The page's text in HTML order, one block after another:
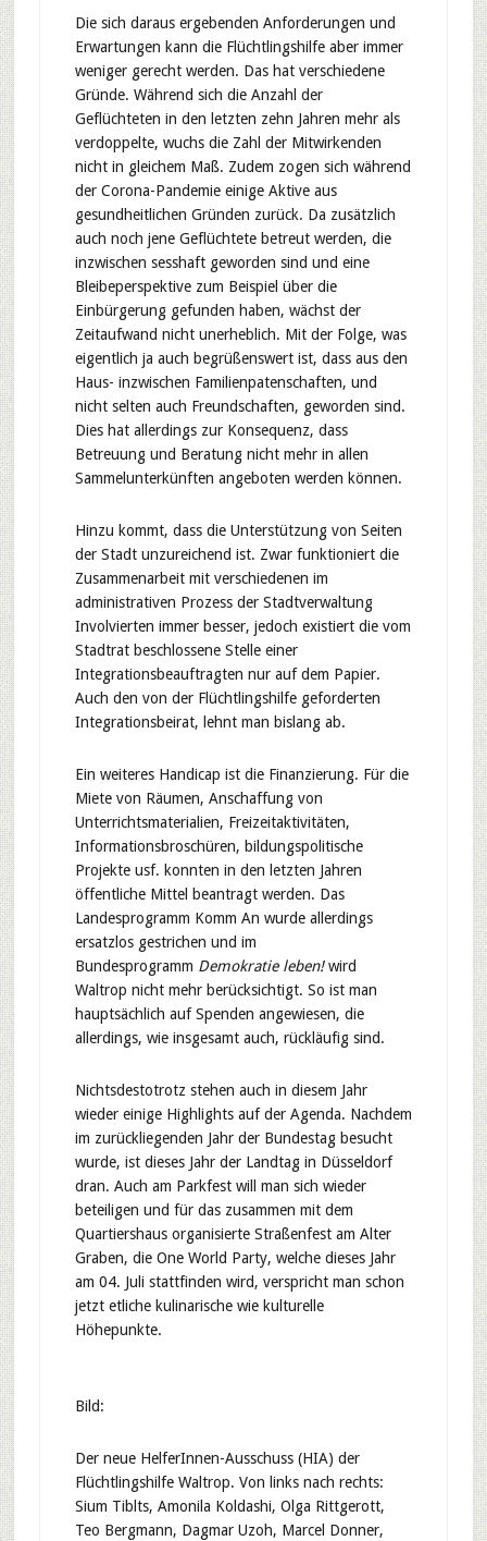
Die sich daraus ergebenden Anforderungen und
Erwartungen kann die Flüchtlingshilfe aber immer
weniger gerecht werden. Das hat verschiedene
Gründe. Während sich die Anzahl der
Geflüchteten in den letzten zehn Jahren mehr als
verdoppelte, wuchs die Zahl der Mitwirkenden
nicht in gleichem Maß. Zudem zogen sich während
der Corona-Pandemie einige Aktive aus
gesundheitlichen Gründen zurück. Da zusätzlich
auch noch jene Geflüchtete betreut werden, die
inzwischen sesshaft geworden sind und eine
Bleibeperspektive zum Beispiel über die
Einbürgerung gefunden haben, wächst der
Zeitaufwand nicht unerheblich. Mit der Folge, was
eigentlich ja auch begrüßenswert ist, dass aus den
Haus- inzwischen Familienpatenschaften, und
nicht selten auch Freundschaften, geworden sind.
Dies hat allerdings zur Konsequenz, dass
Betreuung und Beratung nicht mehr in allen
Sammelunterkünften angeboten werden können.
Hinzu kommt, dass die Unterstützung von Seiten
der Stadt unzureichend ist. Zwar funktioniert die
Zusammenarbeit mit verschiedenen im
administrativen Prozess der Stadtverwaltung
Involvierten immer besser, jedoch existiert die vom
Stadtrat beschlossene Stelle einer
Integrationsbeauftragten nur auf dem Papier.
Auch den von der Flüchtlingshilfe geforderten
Integrationsbeirat, lehnt man bislang ab.
Ein weiteres Handicap ist die Finanzierung. Für die
Miete von Räumen, Anschaffung von
Unterrichtsmaterialien, Freizeitaktivitäten,
Informationsbroschüren, bildungspolitische
Projekte usf. konnten in den letzten Jahren
öffentliche Mittel beantragt werden. Das
Landesprogramm Komm An wurde allerdings
ersatzlos gestrichen und im
Bundesprogramm Demokratie leben!wird
Waltrop nicht mehr berücksichtigt. So ist man
hauptsächlich auf Spenden angewiesen, die
allerdings, wie insgesamt auch, rückläufig sind.
Nichtsdestotrotz stehen auch in diesem Jahr
wieder einige Highlights auf der Agenda. Nachdem
im zurückliegenden Jahr der Bundestag besucht
wurde, ist dieses Jahr der Landtag in Düsseldorf
dran. Auch am Parkfest will man sich wieder
beteiligen und für das zusammen mit dem
Quartiershaus organisierte Straßenfest am Alter
Graben, die One World Party, welche dieses Jahr
am 04. Juli stattfinden wird, verspricht man schon
jetzt etliche kulinarische wie kulturelle
Höhepunkte.
Bild:
Der neue HelferInnen-Ausschuss (HIA) der
Flüchtlingshilfe Waltrop. Von links nach rechts:
Sium Tiblts, Amonila Koldashi, Olga Rittgerott,
Teo Bergmann, Dagmar Uzoh, Marcel Donner,